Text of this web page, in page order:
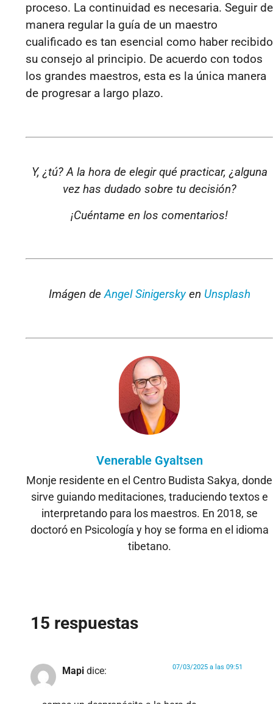
proceso. La continuidad es necesaria. Seguir de
manera regular la guía de un maestro
cualificado es tan esencial como haber recibido
su consejo al principio. De acuerdo con todos
los grandes maestros, esta es la única manera
de progresar a largo plazo.
Y, ¿tú? A la hora de elegir qué practicar, ¿alguna
vez has dudado sobre tu decisión?
¡Cuéntame en los comentarios!
Imágen deAngel Sinigerskyen Unsplash
Venerable Gyaltsen
Monje residente en el Centro Budista Sakya, donde
sirve guiando meditaciones, traduciendo textos e
interpretando para los maestros. En 2018, se
doctoró en Psicología y hoy se forma en el idioma
tibetano.
15 respuestas
Mapi dice: 07/03/2025 a las 09:51